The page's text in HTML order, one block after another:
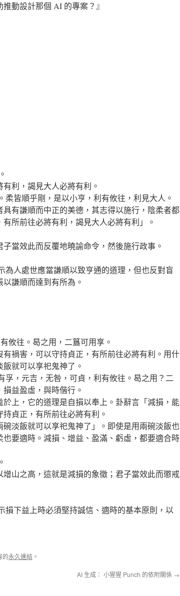
動設計那個 AI 的專案？』
利，謁見大人必將有利。
皆順乎剛，是以小亨，利有攸往，利見大人。
具有謙順而中正的美德，其志得以施行，陰柔者都
所前往必將有利，謁見大人必將有利」。
當效此而反覆地曉諭命令，然後施行政事。
為人處世應當謙順以致亨通的道理，但也反對盲
謙順而達到有所為。
攸往。曷之用，二簋可用享。
禍害，可以守持貞正，有所前往必將有利。用什
就可以享祀鬼神了。
孚，元吉，无咎，可貞，利有攸往。曷之用？二
益盈虛，與時偕行。
於上，它的道理是自損以奉上。卦辭言「減損，能
貞正，有所前往必將有利。
淡飯就可以享祀鬼神了」。即使是用兩碗淡飯也
要適時。減損、增益、盈滿、虧虛，都要適合時
增山之高，這就是減損的象徵；君子當效此而懲戒
損下益上時必須堅持誠信、適時的基本原則，以
的永久連結 。
AI 生成： 小猩猩 Punch 的依附關係 →